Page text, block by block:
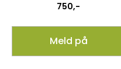
750,-
Meld på